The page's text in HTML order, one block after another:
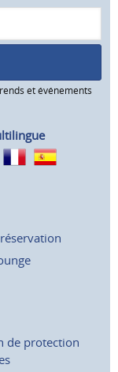
et événements
de protection